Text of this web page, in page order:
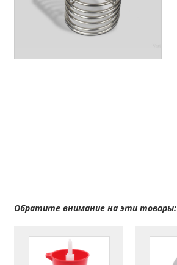
Обратите внимание на эти товары: